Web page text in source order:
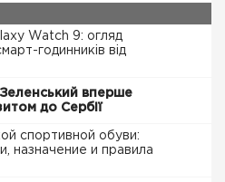
Watch 9: огляд
годинників від
вперше
до Сербії
спортивной обуви:
назначение и правила